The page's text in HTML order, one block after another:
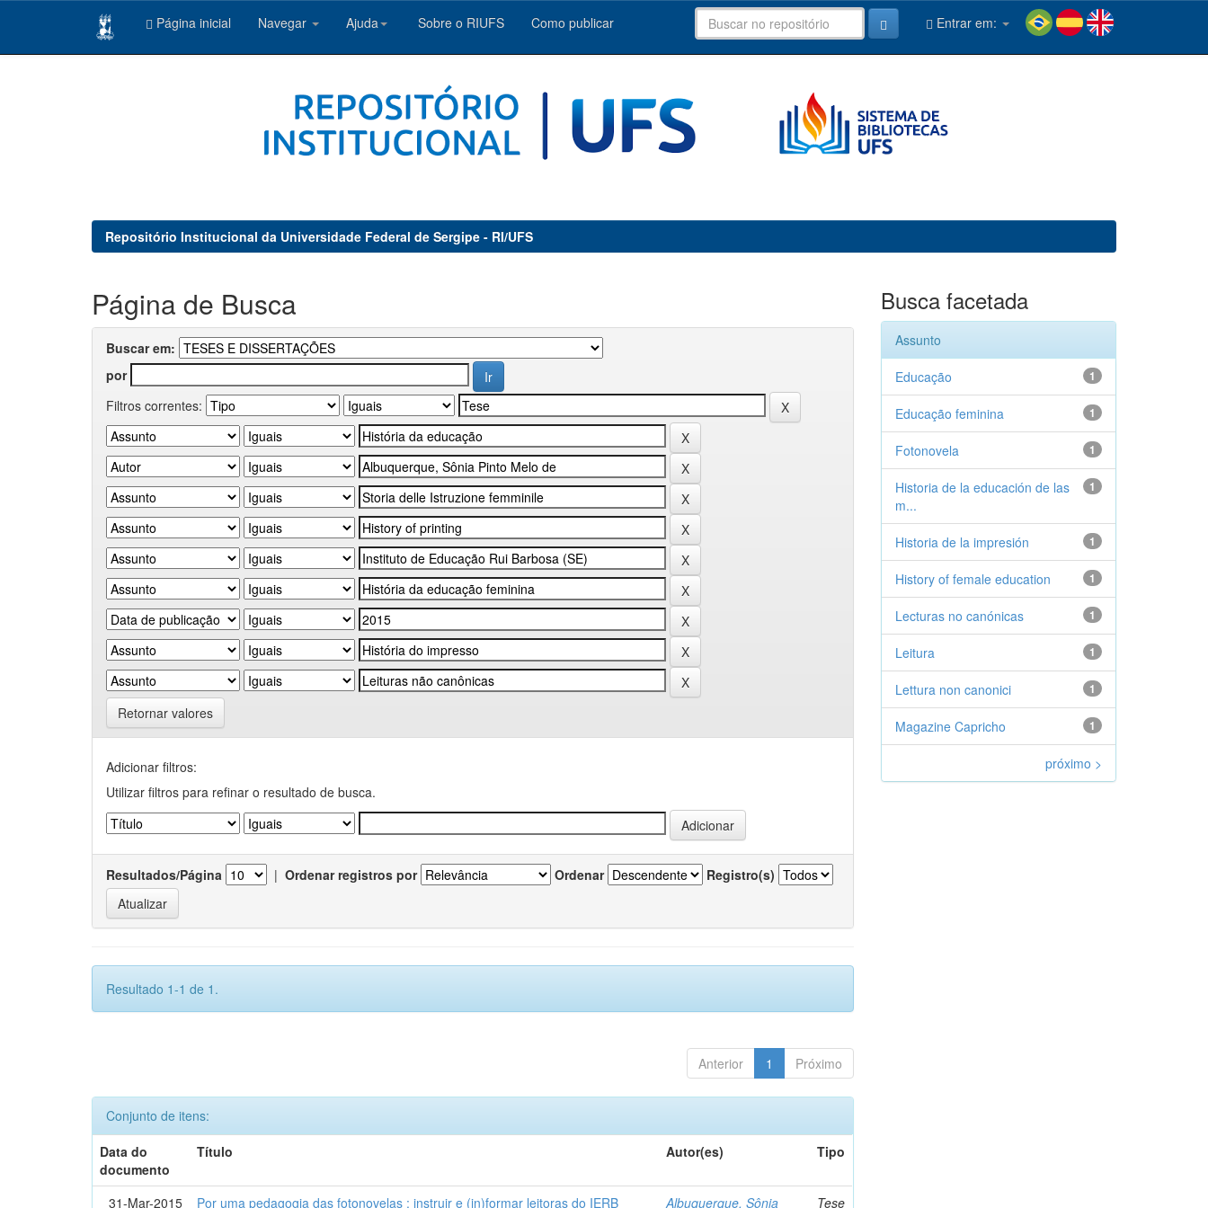
Página inicial Navegar Ajuda Sobre o RIUFS Como publicar Entrar em:
Repositório Institucional da Universidade Federal de Sergipe - RI/UFS
Página de Busca
Buscar em:
por
Filtros correntes:
Retornar valores
Adicionar filtros:
Utilizar filtros para refinar o resultado de busca.
Resultados/Página | Ordenar registros por Ordenar Registro(s)
Resultado 1-1 de 1.
Anterior 1 Próximo
Conjunto de itens:
Data do
documento
Título Autor(es) Tipo
31-Mar-2015 Por uma pedagogia das fotonovelas : instruir e (in)formar leitoras do IERB Albuquerque, Sônia Tese
Busca facetada
Assunto
1
Educação
1
Educação feminina
1
Fotonovela
1
Historia de la educación de las
m...
1
Historia de la impresión
1
History of female education
1
Lecturas no canónicas
1
Leitura
1
Lettura non canonici
1
Magazine Capricho
próximo >